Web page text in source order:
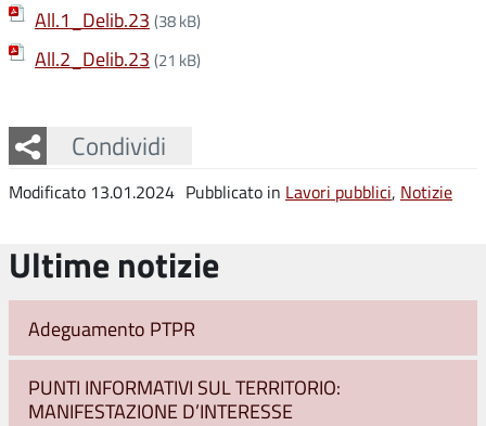
All.1_Delib.23 (38 kB)
All.2_Delib.23 (21 kB)
Condividi
Facebook
Twitter
Whatsapp
Modificato 13.01.2024 Pubblicato in Lavori pubblici, Notizie
Ultime notizie
Adeguamento PTPR
PUNTI INFORMATIVI SUL TERRITORIO:
MANIFESTAZIONE D’INTERESSE